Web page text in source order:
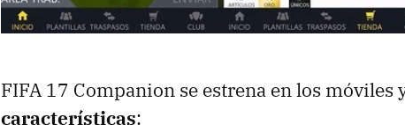
FIFA 17 Companion se estrena en los móviles
características: